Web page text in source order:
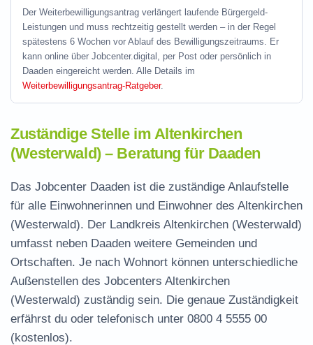
Der Weiterbewilligungsantrag verlängert laufende Bürgergeld-
Leistungen und muss rechtzeitig gestellt werden – in der Regel
spätestens 6 Wochen vor Ablauf des Bewilligungszeitraums. Er
kann online über Jobcenter.digital, per Post oder persönlich in
Daaden eingereicht werden. Alle Details im
Weiterbewilligungsantrag-Ratgeber.
Zuständige Stelle im Altenkirchen
(Westerwald) – Beratung für Daaden
Das Jobcenter Daaden ist die zuständige Anlaufstelle
für alle Einwohnerinnen und Einwohner des Altenkirchen
(Westerwald). Der Landkreis Altenkirchen (Westerwald)
umfasst neben Daaden weitere Gemeinden und
Ortschaften. Je nach Wohnort können unterschiedliche
Außenstellen des Jobcenters Altenkirchen
(Westerwald) zuständig sein. Die genaue Zuständigkeit
erfährst du oder telefonisch unter 0800 4 5555 00
(kostenlos).